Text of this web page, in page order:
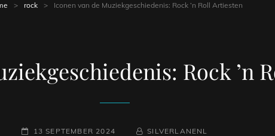
> rock > Iconen van de Muziekgeschiedenis: Rock ’n Roll Artiesten
Rock ’n
GEPLAATST
13 SEPTEMBER 2024 NAAMREGEL
BYLINE
SILVERLANENL